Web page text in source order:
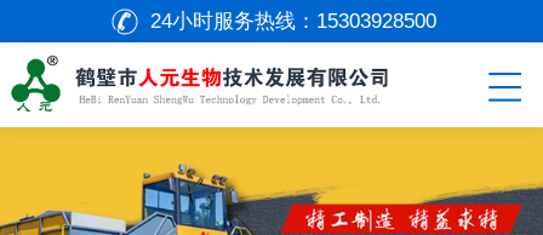
24小时服务热线： 15303928500